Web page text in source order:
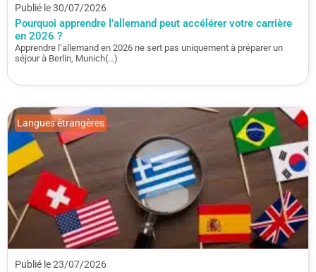
Publié le 30/07/2026
Pourquoi apprendre l’allemand peut accélérer votre carrière
en 2026 ?
Apprendre l’allemand en 2026 ne sert pas uniquement à préparer un
séjour à Berlin, Munich(…)
Publié le 23/07/2026
Langues étrangères